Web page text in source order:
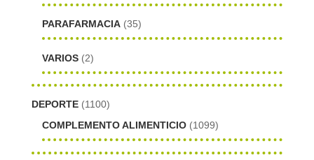
PARAFARMACIA (35)
VARIOS (2)
DEPORTE (1100)
COMPLEMENTO ALIMENTICIO (1099)